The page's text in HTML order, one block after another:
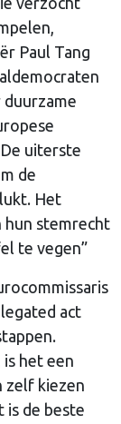
Paul Tang
uiterste
de
Het
hun stemrecht
te vegen”
act
is het een
zelf kiezen
is de beste